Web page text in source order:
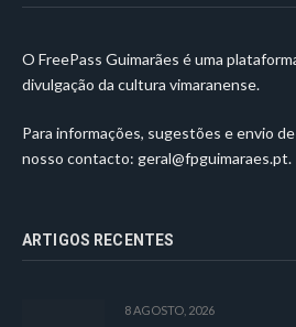
O FreePass Guimarães é uma
divulgação da cultura vimaranense.
Para informações, sugestões e envio
nosso contacto: geral@fpguimaraes.pt.
ARTIGOS RECENTES
8 AGOSTO, 2026